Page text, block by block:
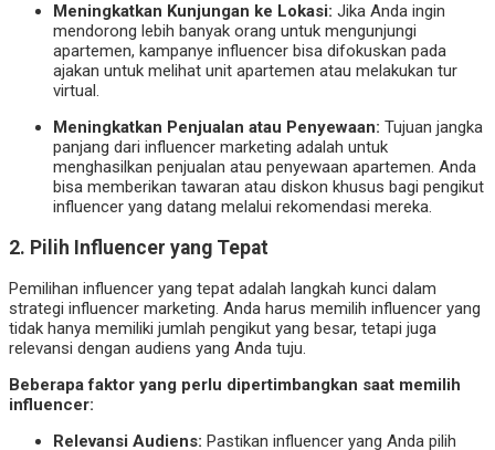
Meningkatkan Kunjungan ke Lokasi: Jika Anda ingin
mendorong lebih banyak orang untuk mengunjungi
apartemen, kampanye influencer bisa difokuskan pada
ajakan untuk melihat unit apartemen atau melakukan tur
virtual.
Meningkatkan Penjualan atau Penyewaan: Tujuan jangka
panjang dari influencer marketing adalah untuk
menghasilkan penjualan atau penyewaan apartemen. Anda
bisa memberikan tawaran atau diskon khusus bagi pengikut
influencer yang datang melalui rekomendasi mereka.
2. Pilih Influencer yang Tepat
Pemilihan influencer yang tepat adalah langkah kunci dalam
strategi influencer marketing. Anda harus memilih influencer yang
tidak hanya memiliki jumlah pengikut yang besar, tetapi juga
relevansi dengan audiens yang Anda tuju.
Beberapa faktor yang perlu dipertimbangkan saat memilih
influencer:
Relevansi Audiens: Pastikan influencer yang Anda pilih